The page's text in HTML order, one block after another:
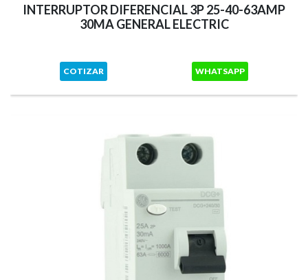
INTERRUPTOR DIFERENCIAL 3P 25-40-63AMP
30MA GENERAL ELECTRIC
COTIZAR WHATSAPP